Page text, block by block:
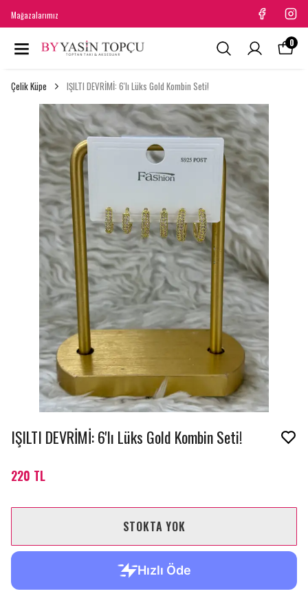
Mağazalarımız
0
Çelik Küpe IŞILTI DEVRİMİ: 6'lı Lüks Gold Kombin Seti!
IŞILTI DEVRİMİ: 6'lı Lüks Gold Kombin Seti!
220 TL
STOKTA YOK